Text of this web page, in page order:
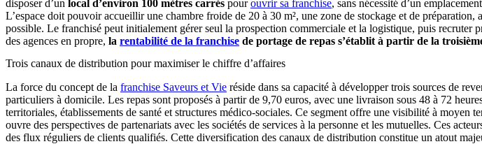
disposer d’un local d’environ 100 mètres carrés pourouvrir sa franchise, sans nécessité d’un
L’espace doit pouvoir accueillir une chambre froide de 20 à 30 m², une zone de stockage et de
possible. Le franchisé peut initialement gérer seul la prospection commerciale et la logistique, puis recruter
des agences en propre, la rentabilité de la franchise de portage de repas s’établit à partir de la
Trois canaux de distribution pour maximiser le chiffre d’affaires
La force du concept de la franchise Saveurs et Vie réside dans sa capacité à développer trois sources de
particuliers à domicile. Les repas sont proposés à partir de 9,70 euros, avec une livraison sous 48 à 72
territoriales, établissements de santé et structures médico-sociales. Ce segment offre une visibilité à
ouvre des perspectives de partenariats avec les sociétés de services à la personne et les mutuelles. Ces
des flux réguliers de clients qualifiés. Cette diversification des canaux de distribution constitue un atout